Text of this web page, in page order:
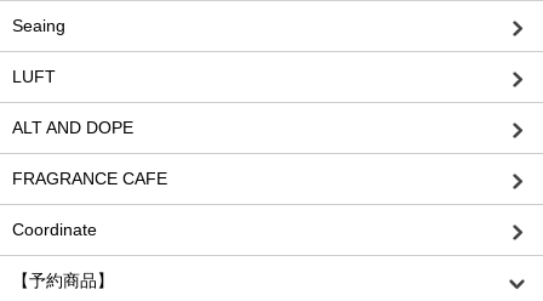
Seaing
LUFT
ALT AND DOPE
FRAGRANCE CAFE
Coordinate
【予約商品】